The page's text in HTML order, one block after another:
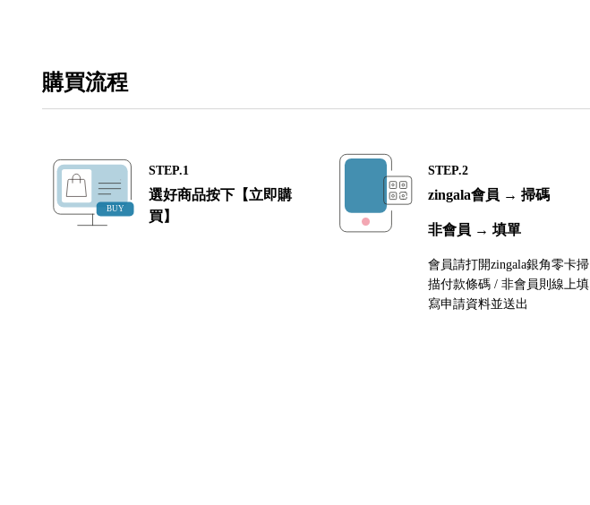
購買流程
STEP.1
選好商品按下【立即購
買】
STEP.2
zingala會員 → 掃碼
非會員 → 填單
會員請打開zingala銀角零卡掃
描付款條碼 / 非會員則線上填
寫申請資料並送出